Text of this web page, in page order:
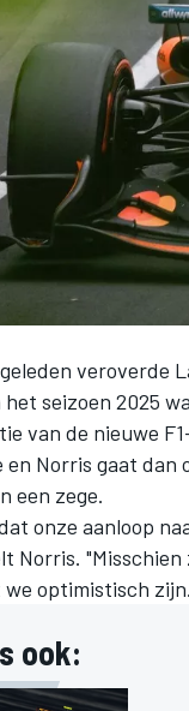
veroverde
het seizoen 2025
van de nieuwe
en Norris gaat
een zege.
onze aanloop
Norris.
optimistisch
ook: